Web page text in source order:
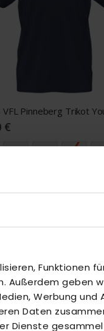
Funktionen
Außerdem geben
Werbung und
Daten
Dienste
€
128 140 152